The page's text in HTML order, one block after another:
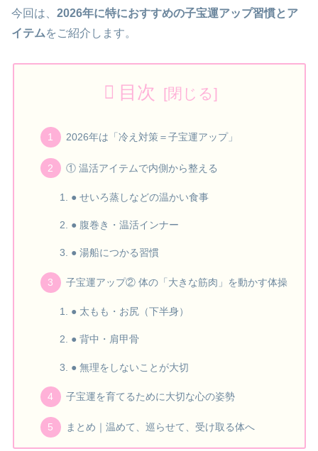
今回は、 2026年に特におすすめの子宝運アップ習慣とア
イテムをご紹介します。
目次
2026年は「冷え対策＝子宝運アップ」
① 温活アイテムで内側から整える
● せいろ蒸しなどの温かい食事
● 腹巻き・温活インナー
● 湯船につかる習慣
子宝運アップ② 体の「大きな筋肉」を動かす体操
● 太もも・お尻（下半身）
● 背中・肩甲骨
● 無理をしないことが大切
子宝運を育てるために大切な心の姿勢
まとめ｜温めて、巡らせて、受け取る体へ